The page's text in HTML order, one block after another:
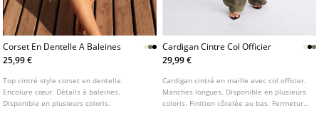
Corset En Dentelle A Baleines
25,99 €
Top cintré style corset en dentelle.
Encolure cœur. Détails à baleines.
Disponible en plusieurs coloris.
Cardigan Cintre Col Officier
29,99 €
Cardigan cintré en maille avec col officier.
Manches longues. Disponible en plusieurs
coloris. Finition côtelée au bas. Fermeture